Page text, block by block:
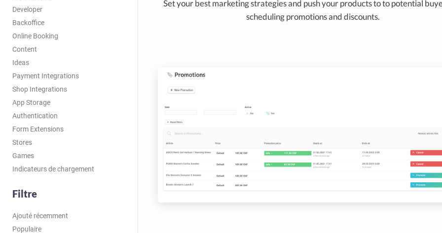
Developer
Backoffice
Online Booking
Content
Ideas
Payment Integrations
Shop Integrations
App Storage
Authentication
Form Extensions
Stores
Games
Indicateurs de chargement
Filtre
Ajouté récemment
Populaire
Set your best marketing strategies and push your products to to potential
scheduling promotions and discounts.